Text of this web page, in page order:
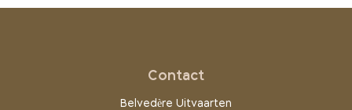
Contact
Belvedère Uitvaarten